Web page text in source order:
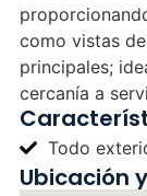
como vistas
principales;
cercanía a
Todo
Ubicación